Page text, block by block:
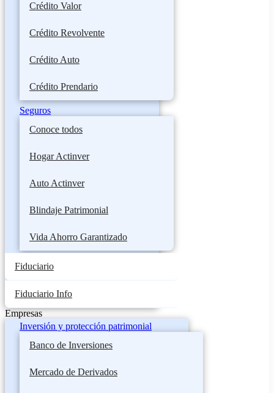
Crédito Valor
Crédito Revolvente
Crédito Auto
Crédito Prendario
Seguros
Conoce todos
Hogar Actinver
Auto Actinver
Blindaje Patrimonial
Vida Ahorro Garantizado
Fiduciario
Fiduciario Info
Empresas
Inversión y protección patrimonial
Banco de Inversiones
Mercado de Derivados